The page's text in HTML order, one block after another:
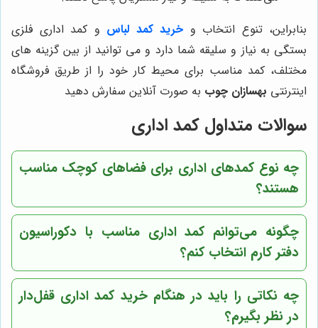
بنابراین، تنوع انتخاب و خرید کمد لباس و کمد اداری فلزی
بستگی به نیاز و سلیقه شما دارد و می‌ توانید از بین گزینه‌ های
مختلف، کمد مناسب برای محیط کار خود را از طریق فروشگاه
اینترنتی بهسازان چوب به صورت آنلاین سفارش دهید
سوالات متداول کمد اداری
چه نوع کمدهای اداری برای فضاهای کوچک مناسب
هستند؟
چگونه می‌توانم کمد اداری مناسب با دکوراسیون
دفتر کارم انتخاب کنم؟
چه نکاتی را باید در هنگام خرید کمد اداری قفل‌دار
در نظر بگیرم؟